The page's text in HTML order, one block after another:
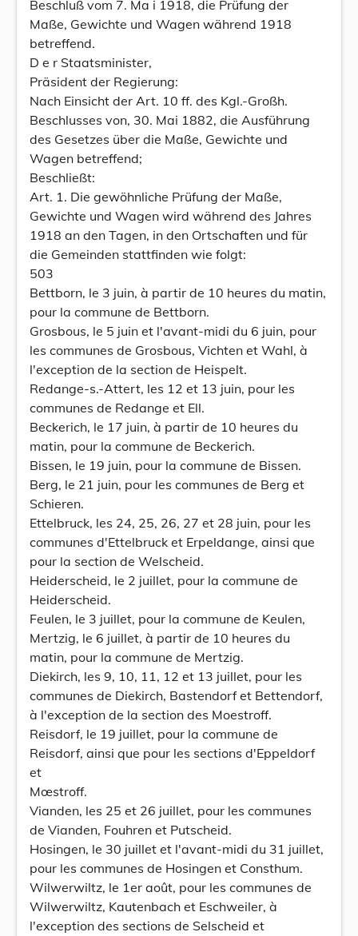
Beschluß vom 7. Ma i 1918, die Prüfung der
Maße, Gewichte und Wagen während 1918
betreffend.
D e r Staatsminister,
Präsident der Regierung:
Nach Einsicht der Art. 10 ff. des Kgl.-Großh.
Beschlusses von, 30. Mai 1882, die Ausführung
des Gesetzes über die Maße, Gewichte und
Wagen betreffend;
Beschließt:
Art. 1. Die gewöhnliche Prüfung der Maße,
Gewichte und Wagen wird während des Jahres
1918 an den Tagen, in den Ortschaften und für
die Gemeinden stattfinden wie folgt:
503
Bettborn, le 3 juin, à partir de 10 heures du matin,
pour la commune de Bettborn.
Grosbous, le 5 juin et l'avant-midi du 6 juin, pour
les communes de Grosbous, Vichten et Wahl, à
l'exception de la section de Heispelt.
Redange-s.-Attert, les 12 et 13 juin, pour les
communes de Redange et Ell.
Beckerich, le 17 juin, à partir de 10 heures du
matin, pour la commune de Beckerich.
Bissen, le 19 juin, pour la commune de Bissen.
Berg, le 21 juin, pour les communes de Berg et
Schieren.
Ettelbruck, les 24, 25, 26, 27 et 28 juin, pour les
communes d'Ettelbruck et Erpeldange, ainsi que
pour la section de Welscheid.
Heiderscheid, le 2 juillet, pour la commune de
Heiderscheid.
Feulen, le 3 juillet, pour la commune de Keulen,
Mertzig, le 6 juillet, à partir de 10 heures du
matin, pour la commune de Mertzig.
Diekirch, les 9, 10, 11, 12 et 13 juillet, pour les
communes de Diekirch, Bastendorf et Bettendorf,
à l'exception de la section des Moestroff.
Reisdorf, le 19 juillet, pour la commune de
Reisdorf, ainsi que pour les sections d'Eppeldorf
et
Mœstroff.
Vianden, les 25 et 26 juillet, pour les communes
de Vianden, Fouhren et Putscheid.
Hosingen, le 30 juillet et l'avant-midi du 31 juillet,
pour les communes de Hosingen et Consthum.
Wilwerwiltz, le 1er août, pour les communes de
Wilwerwiltz, Kautenbach et Eschweiler, à
l'exception des sections de Selscheid et